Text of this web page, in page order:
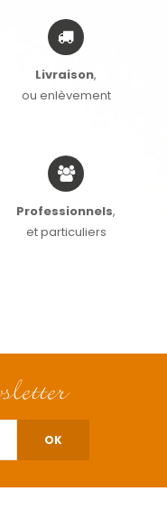
Livraison,
ou enlèvement
Professionnels,
et particuliers